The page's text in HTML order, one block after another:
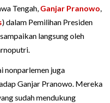
Tengah, Ganjar Pranowo,
) dalam Pemilihan Presiden
langsung oleh
nonparlemen juga
Ganjar Pranowo. Mereka
sudah mendukung